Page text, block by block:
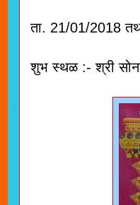
ता. 21/01/2018
शुभ स्थळ :- श्री